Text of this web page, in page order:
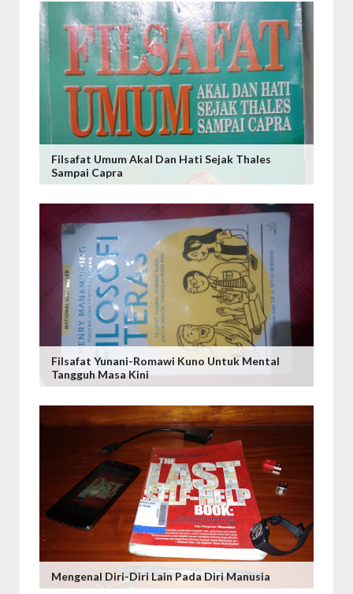
Filsafat Umum Akal Dan Hati Sejak Thales
Sampai Capra
Filsafat Yunani-Romawi Kuno Untuk Mental
Tangguh Masa Kini
Mengenal Diri-Diri Lain Pada Diri Manusia